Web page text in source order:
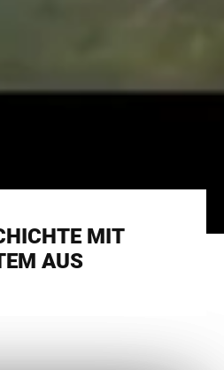
MIT
AUS